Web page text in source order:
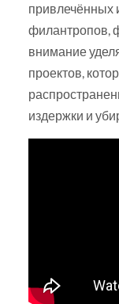
привлечённых
филантропов,
внимание
проектов,
издержки и